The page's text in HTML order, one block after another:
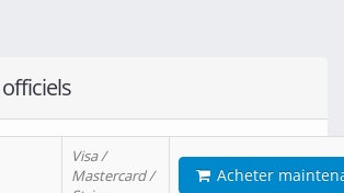
Visa /
Mastercard /
Acheter